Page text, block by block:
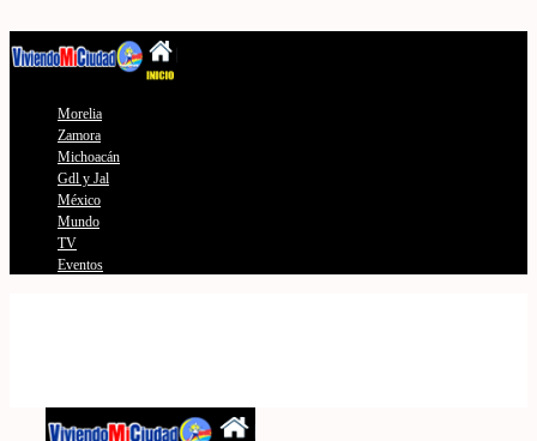
Morelia
Zamora
Michoacán
Gdl y Jal
México
Mundo
TV
Eventos